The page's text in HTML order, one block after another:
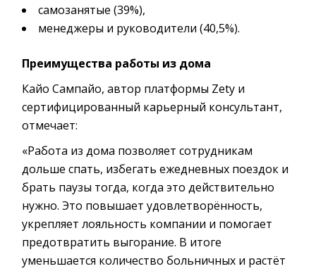
самозанятые (39%),
менеджеры и руководители (40,5%).
Преимущества работы из дома
Кайо Сампайо, автор платформы Zety и
сертифицированный карьерный консультант,
отмечает:
«Работа из дома позволяет сотрудникам
дольше спать, избегать ежедневных поездок и
брать паузы тогда, когда это действительно
нужно. Это повышает удовлетворённость,
укрепляет лояльность компании и помогает
предотвратить выгорание. В итоге
уменьшается количество больничных и растёт